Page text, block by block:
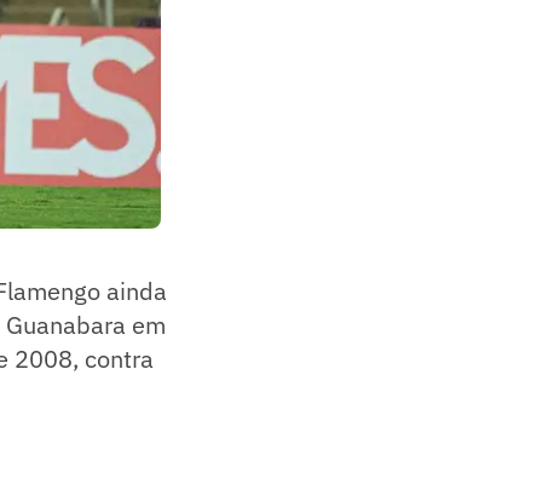
ainda
em
2008, contra